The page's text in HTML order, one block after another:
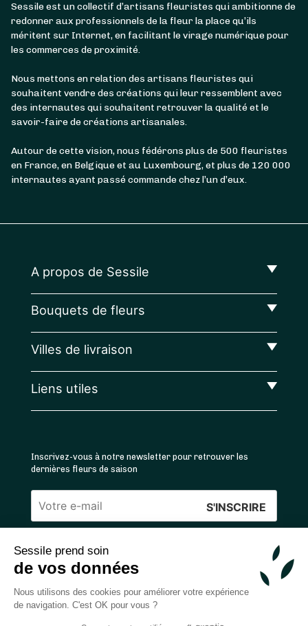
Sessile prend soin
de vos données
Nous utilisons des cookies pour améliorer votre expérience
de navigation. C'est OK pour vous ?
Sessile est un collectif d’artisans fleuristes qui ambitionne de
redonner aux professionnels de la fleur la place qu’ils
méritent sur Internet, en facilitant le virage numérique pour
les commerces de proximité.
Nous mettons en relation des artisans fleuristes qui
souhaitent vendre des créations qui leur ressemblent avec
des internautes qui souhaitent retrouver la qualité et le
savoir-faire de créations artisanales.
Autour de cette vision, nous fédérons plus de 500 fleuristes
en France, en Belgique et au Luxembourg, et plus de 120 000
internautes ayant passé commande chez l’un d’eux.
A propos de Sessile
Bouquets de fleurs
Villes de livraison
Liens utiles
Inscrivez-vous à notre newsletter pour retrouver les
dernières fleurs de saison
Veuillez
ce
champ
4.4 /5 ⭐ | 120 000+ bouquets livrés |
Achats 100% sécurisés